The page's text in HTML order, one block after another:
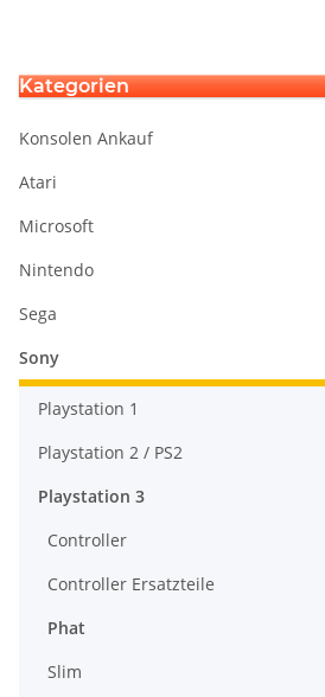
Kategorien
Konsolen Ankauf
Atari
Microsoft
Nintendo
Sega
Sony
Playstation 1
Playstation 2 / PS2
Playstation 3
Controller
Controller Ersatzteile
Phat
Slim